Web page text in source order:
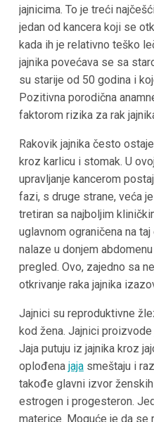
jajnicima. To je treći
jedan od kancera koji se
kada ih je relativno teško
jajnika povećava se sa
su starije od 50 godina i
Pozitivna porodična
faktorom rizika za rak
Rakovik jajnika često
kroz karlicu i stomak. U
upravljanje kancerom
fazi, s druge strane, veća
tretiran sa najboljim
uglavnom ograničena na
nalaze u donjem
pregled. Ovo, zajedno sa
otkrivanje raka jajnika
Jajnici su reproduktivne
kod žena. Jajnici
Jaja putuju iz jajnika kroz
oplođena jajasmeštaju i
takođe glavni izvor
estrogen i progesteron.
materice. Moguće je da se